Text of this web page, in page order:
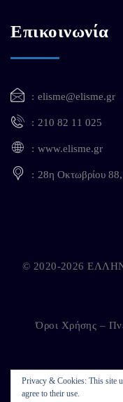
Επικοινωνία
elisme@elisme.gr
210 82 11 025
www.elisme.gr
28η Οκτωβρίου
Privacy & Cookies: This site
agree to their use.
© 2020-2026
Όροι Χρήσης –
Developed